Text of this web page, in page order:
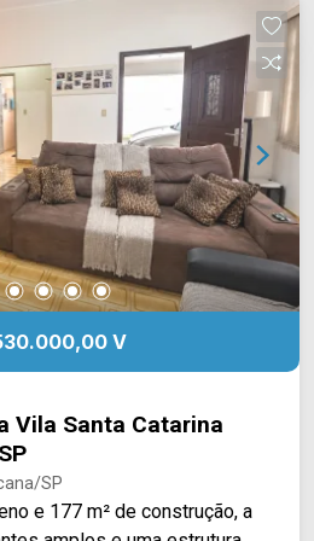
escolas e restaurantes.
a equipe da Arbix Imóveis
WhatsApp e Telefone:
V
Vila Santa Catarina
SP
e 177 m² de construção, a